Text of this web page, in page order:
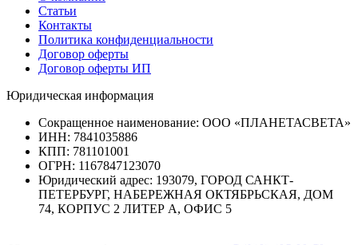
Статьи
Контакты
Политика конфиденциальности
Договор оферты
Договор оферты ИП
Юридическая информация
Сокращенное наименование: ООО «ПЛАНЕТАСВЕТА»
ИНН: 7841035886
КПП: 781101001
ОГРН: 1167847123070
Юридический адрес: 193079, ГОРОД САНКТ-
ПЕТЕРБУРГ, НАБЕРЕЖНАЯ ОКТЯБРЬСКАЯ, ДОМ
74, КОРПУС 2 ЛИТЕР А, ОФИС 5